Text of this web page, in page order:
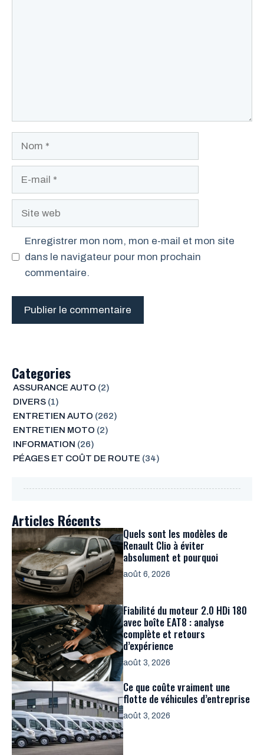
Site
Enregistrer mon nom, mon e-mail et mon site
dans le navigateur pour mon prochain
commentaire.
Categories
ASSURANCE AUTO (2)
DIVERS(1)
ENTRETIEN AUTO (262)
ENTRETIEN MOTO (2)
INFORMATION (26)
PÉAGES ET COÛT DE ROUTE (34)
Articles Récents
Quels sont les modèles de
Renault Clio à éviter
absolument et pourquoi
août 6, 2026
Fiabilité du moteur 2.0 HDi 180
avec boîte EAT8 : analyse
complète et retours
d’expérience
août 3, 2026
Ce que coûte vraiment une
flotte de véhicules d’entreprise
août 3, 2026